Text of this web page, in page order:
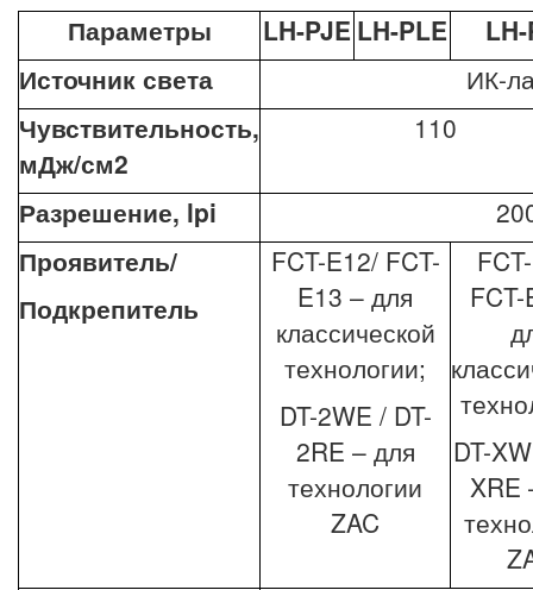
Параметры
LH-PJE LH-PLE
Источник света
ИК-
Чувствительность,
мДж/см2
110
Разрешение, lpi
Проявитель/
Подкрепитель
FCT-E12/ FCT-
E13 – для
классической
технологии;
DT-2WE / DT-
2RE – для
технологии
ZAC
DT-
XRE